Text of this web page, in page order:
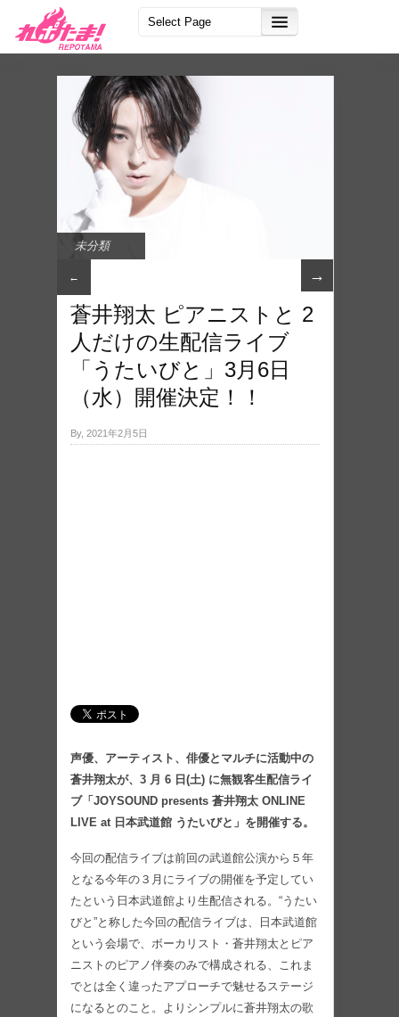
未分類
← →
蒼井翔太 ピアニストと 2
人だけの生配信ライブ
「うたいびと」3月6日
（水）開催決定！！
By, 2021年2月5日
声優、アーティスト、俳優とマルチに活動中の
蒼井翔太が、3 月 6 日(土) に無観客生配信ライ
ブ「JOYSOUND presents 蒼井翔太 ONLINE
LIVE at 日本武道館 うたいびと」を開催する。
今回の配信ライブは前回の武道館公演から５年
となる今年の３月にライブの開催を予定してい
たという日本武道館より生配信される。“うたい
びと”と称した今回の配信ライブは、日本武道館
という会場で、ボーカリスト・蒼井翔太とピア
ニストのピアノ伴奏のみで構成される、これま
でとは全く違ったアプローチで魅せるステージ
になるとのこと。よりシンプルに蒼井翔太の歌